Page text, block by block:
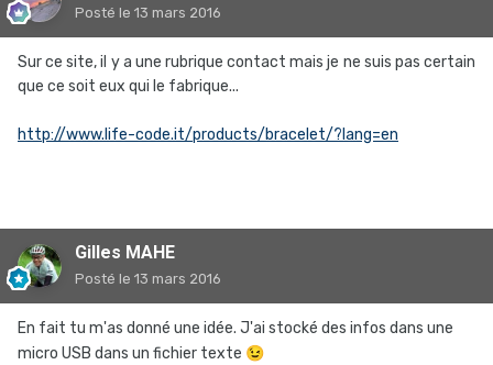
Posté le 13 mars 2016
Sur ce site, il y a une rubrique contact mais je ne suis pas certain
que ce soit eux qui le fabrique...
http://www.life-code.it/products/bracelet/?lang=en
Gilles MAHE
Posté le 13 mars 2016
En fait tu m'as donné une idée. J'ai stocké des infos dans une
micro USB dans un fichier texte 😉